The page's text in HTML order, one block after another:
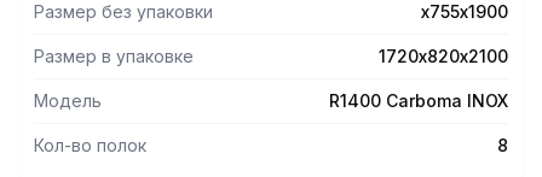
Размер без упаковки х755х1900
Размер в упаковке 1720х820х2100
Модель R1400 Carboma INOX
Кол-во полок 8